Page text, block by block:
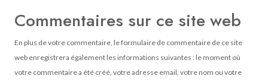
Commentaires sur ce site web
En plus de votre commentaire, le formulaire de commentaire de ce site
web enregistrera également les informations suivantes : le moment où
votre commentaire a été créé, votre adresse email, votre nom ou votre